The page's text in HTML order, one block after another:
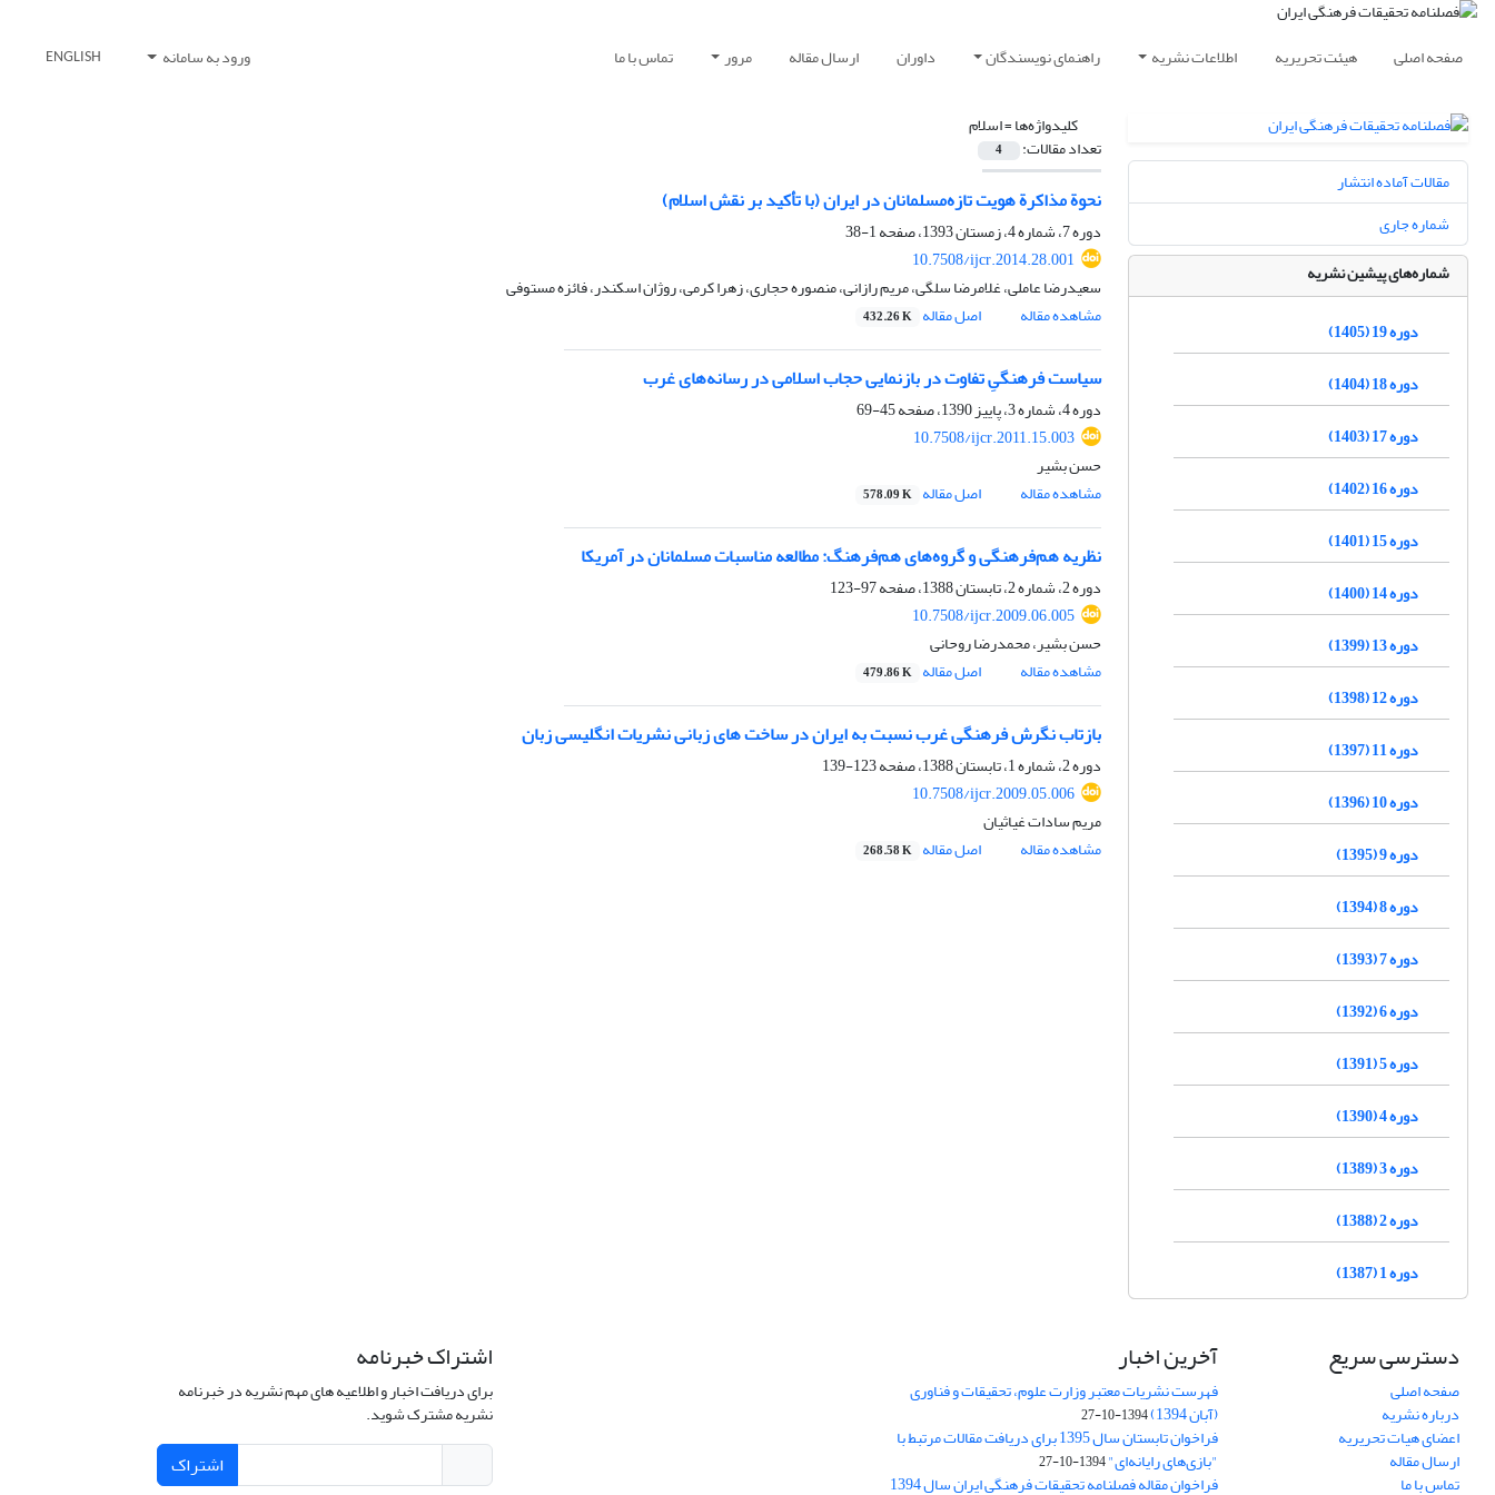
صفحه اصلی هیئت تحریریه اطلاعات نشریه راهنمای نویسندگان داوران ارسال مقاله مرور تماس با ما ورود به سامانه ENGLISH
کلیدواژه‌ها =اسلام
تعداد مقالات: 4
نحوة مذاکرة هویت تازه‌مسلمانان در ایران (با تأکید بر نقش اسلام)
دوره 7، شماره 4، زمستان 1393، صفحه
1-38
10.7508/ijcr.2014.28.001
سعیدرضا عاملی، غلامرضا سلگی، مریم رازانی، منصوره حجاری، زهرا کرمی، روژان اسکندر، فائزه مستوفی
مشاهده مقاله
اصل مقاله 432.26 K
سیاست فرهنگیِ تفاوت در بازنمایی حجاب اسلامی در رسانه‌های غرب
دوره 4، شماره 3، پاییز 1390، صفحه
45-69
10.7508/ijcr.2011.15.003
حسن بشیر
مشاهده مقاله
اصل مقاله 578.09 K
نظریه هم‌فرهنگی و گروه‌های هم‌فرهنگ: مطالعه مناسبات مسلمانان در آمریکا
دوره 2، شماره 2، تابستان 1388، صفحه
97-123
10.7508/ijcr.2009.06.005
حسن بشیر، محمدرضا روحانی
مشاهده مقاله
اصل مقاله 479.86 K
بازتاب نگرش فرهنگی غرب نسبت به ایران در ساخت های زبانی نشریات انگلیسی زبان
دوره 2، شماره 1، تابستان 1388، صفحه
123-139
10.7508/ijcr.2009.05.006
مریم سادات غیاثیان
مشاهده مقاله
اصل مقاله 268.58 K
مقالات آماده انتشار
شماره جاری
شماره‌های پیشین نشریه
دوره 19 (1405)
دوره 18 (1404)
دوره 17 (1403)
دوره 16 (1402)
دوره 15 (1401)
دوره 14 (1400)
دوره 13 (1399)
دوره 12 (1398)
دوره 11 (1397)
دوره 10 (1396)
دوره 9 (1395)
دوره 8 (1394)
دوره 7 (1393)
دوره 6 (1392)
دوره 5 (1391)
دوره 4 (1390)
دوره 3 (1389)
دوره 2 (1388)
دوره 1 (1387)
دسترسی سریع
صفحه اصلی
درباره نشریه
اعضای هیات تحریریه
ارسال مقاله
تماس با ما
آخرین اخبار
فهرست نشریات معتبر وزارت علوم، تحقیقات و فناوری
(آبان 1394) 1394-10-27
فراخوان تابستان سال 1395 برای دریافت مقالات مرتبط با
"بازی‌های رایانه‌ای"1394-10-27
فراخوان مقاله فصلنامه تحقیقات فرهنگی ایران سال 1394
اشتراک خبرنامه
برای دریافت اخبار و اطلاعیه های مهم نشریه در خبرنامه
نشریه مشترک شوید.
اشتراک